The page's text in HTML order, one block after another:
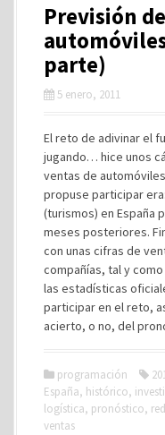
Previsión
parte)
5 enero, 2011
El reto de adivinar el
jugando… hice unos
ventas de
propuse participar
(turismos) en España
meses posteriores.
con unas cifras de
compañías, tal y
las estadísticas
participar en el reto,
acierto, o no, del
programación
España, histórico,
logística, pronóstico,
ventas